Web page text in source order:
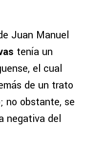
Juan Manuel
tenía un
el cual
de un trato
no obstante, se
negativa del